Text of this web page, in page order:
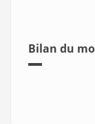
Bilan du